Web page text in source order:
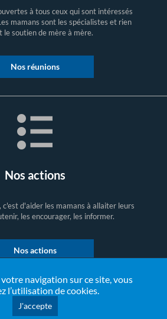
navigation sur ce site, vous
l’utilisation de cookies.
J'accepte
à tous ceux qui sont intéressés
mamans sont les spécialistes et rien
le soutien de mère à mère.
Nos réunions
Nos actions
d'aider les mamans à allaiter leurs
les encourager, les informer.
Nos actions